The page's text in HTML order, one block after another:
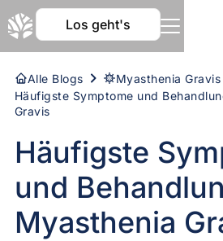
Los geht's
Alle Blogs
Myasthenia Gravis
Häufigste Symptome und
Gravis
Häufigste
und
Myasthenia